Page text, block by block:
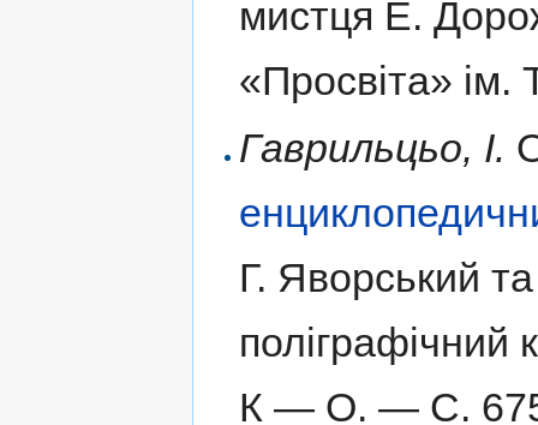
мистця Е.
«Просвіта»
Гаврильцьо, І.
Г. Яворський
поліграфічний
К — О. — С.